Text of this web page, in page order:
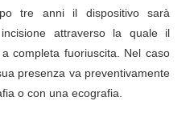
tre anni il dispositivo sarà
attraverso la quale il
completa fuoriuscita. Nel caso
presenza va preventivamente
o con una ecografia.